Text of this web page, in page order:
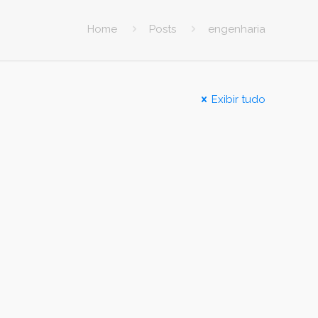
Home Posts engenharia
Exibir tudo